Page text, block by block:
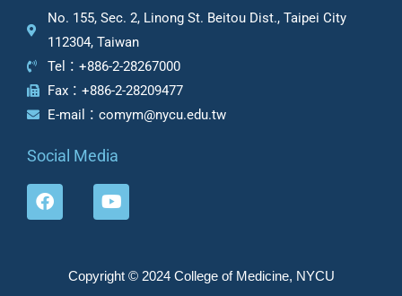
No. 155, Sec. 2, Linong St. Beitou Dist., Taipei City
112304, Taiwan
Tel：+886-2-28267000
Fax：+886-2-28209477
E-mail：comym@nycu.edu.tw
Social Media
F
a
Y
o
b
Copyright © 2024 College of Medicine, NYCU